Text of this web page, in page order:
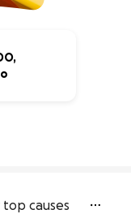
causes